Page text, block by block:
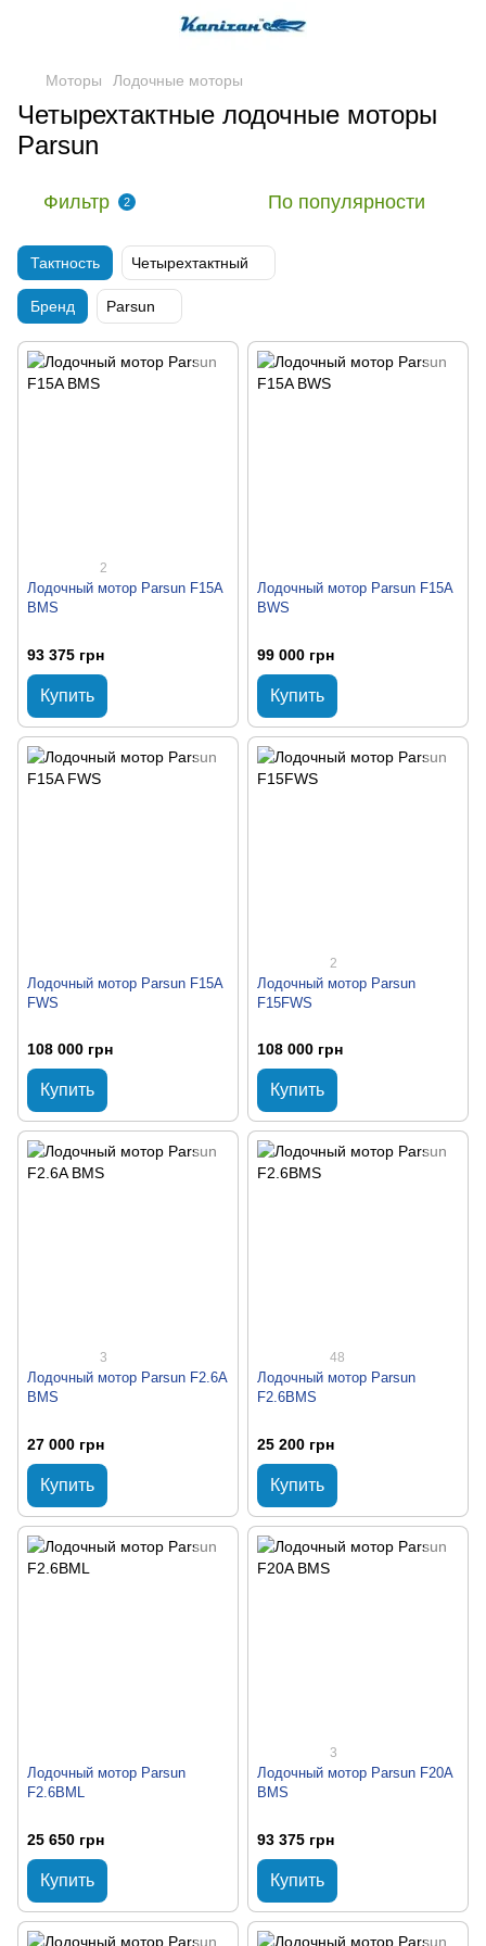
Моторы Лодочные моторы
Четырехтактные лодочные моторы
Parsun
Фильтр 2 По популярности
Тактность Четырехтактный
Бренд Parsun
2
Лодочный мотор Parsun F15A
BMS
93 375 грн
Купить
Лодочный мотор Parsun F15A
BWS
99 000 грн
Купить
Лодочный мотор Parsun F15A
FWS
108 000 грн
Купить
2
Лодочный мотор Parsun
F15FWS
108 000 грн
Купить
3
Лодочный мотор Parsun F2.6A
BMS
27 000 грн
Купить
48
Лодочный мотор Parsun
F2.6BMS
25 200 грн
Купить
Лодочный мотор Parsun
F2.6BML
25 650 грн
Купить
3
Лодочный мотор Parsun F20A
BMS
93 375 грн
Купить